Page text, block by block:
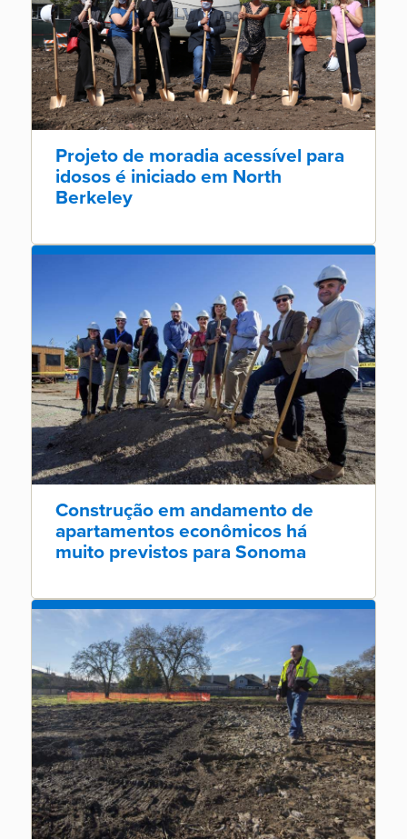
Projeto de moradia acessível para
idosos é iniciado em North
Berkeley
Construção em andamento de
apartamentos econômicos há
muito previstos para Sonoma